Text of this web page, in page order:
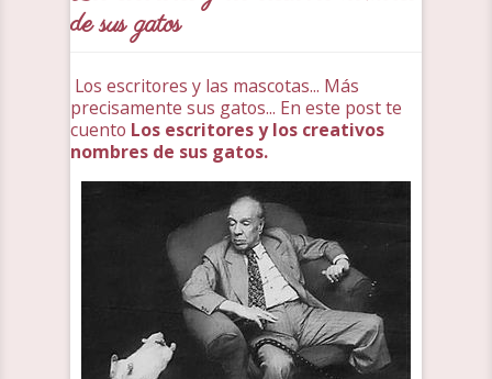
de sus gatos
Los escritores y las mascotas... Más
precisamente sus gatos... En este post te
cuento Los escritores y los creativos
nombres de sus gatos.